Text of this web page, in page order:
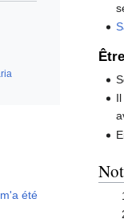
été
Dans "l'Évangile tel qu'il